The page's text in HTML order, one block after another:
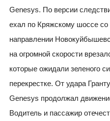
Genesys. По версии
ехал по Кряжскому шоссе
направлении
на огромной скорости
которые ожидали зеленого
перекрестке. От удара
Genesys продолжал
Водитель и пассажир